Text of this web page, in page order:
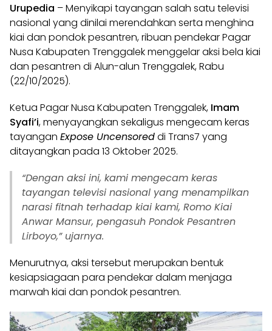
Urupedia – Menyikapi tayangan salah satu televisi
nasional yang dinilai merendahkan serta menghina
kiai dan pondok pesantren, ribuan pendekar Pagar
Nusa Kabupaten Trenggalek menggelar aksi bela kiai
dan pesantren di Alun-alun Trenggalek, Rabu
(22/10/2025).
Ketua Pagar Nusa Kabupaten Trenggalek, Imam
Syafi’i, menyayangkan sekaligus mengecam keras
tayangan Expose Uncensoreddi Trans7 yang
ditayangkan pada 13 Oktober 2025.
“Dengan aksi ini, kami mengecam keras
tayangan televisi nasional yang menampilkan
narasi fitnah terhadap kiai kami, Romo Kiai
Anwar Mansur, pengasuh Pondok Pesantren
Lirboyo,” ujarnya.
Menurutnya, aksi tersebut merupakan bentuk
kesiapsiagaan para pendekar dalam menjaga
marwah kiai dan pondok pesantren.